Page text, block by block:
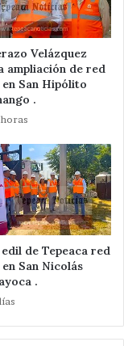
Velázquez
ampliación de red
San Hipólito
.
de Tepeaca red
San Nicolás
.